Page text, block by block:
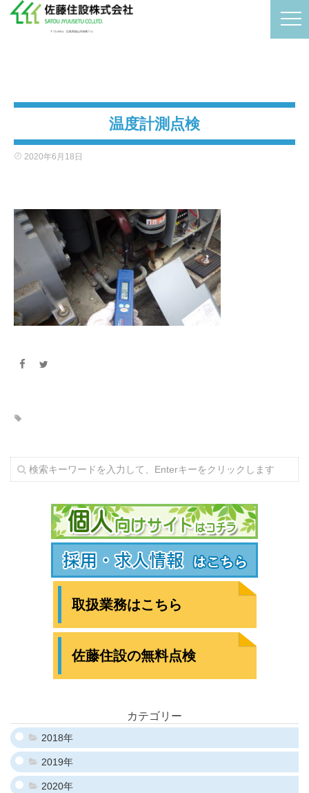
〒721-0954 広島県福山市卸町7-11
温度計測点検
2020年6月18日
取扱業務はこちら
佐藤住設の無料点検
カテゴリー
2018年
2019年
2020年